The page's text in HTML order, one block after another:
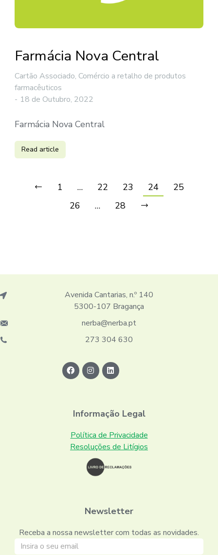
Farmácia Nova Central
Cartão Associado, Comércio a retalho de produtos
farmacêuticos
18 de Outubro, 2022
Farmácia Nova Central
Read article
1 … 22 23 24
25
26
… 28
Avenida Cantarias, n.º 140
5300-107 Bragança
nerba@nerba.pt
273 304 630
Informação Legal
Política de Privacidade
Resoluções de Litígios
Newsletter
Receba a nossa newsletter com todas as novidades.